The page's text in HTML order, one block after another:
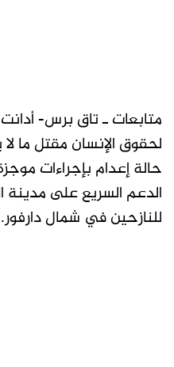
متابعات ـ تاق برس-
حالة إعدام بإجراءات
الدعم السريع على
للنازحين في شمال دارفور.